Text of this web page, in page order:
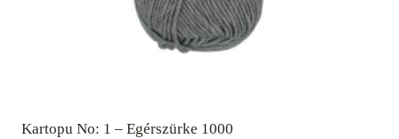
Kartopu No: 1 – Egérszürke 1000